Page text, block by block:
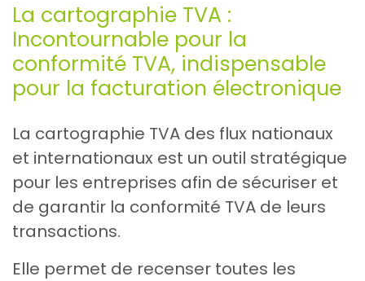
La cartographie TVA :
Incontournable pour la
conformité TVA, indispensable
pour la facturation électronique
La cartographie TVA des flux nationaux
et internationaux est un outil stratégique
pour les entreprises afin de sécuriser et
de garantir la conformité TVA de leurs
transactions.
Elle permet de recenser toutes les